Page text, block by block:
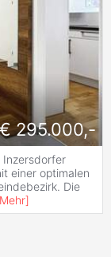
€ 295.000,-
Inzersdorfer
einer optimalen
Die
Mehr]